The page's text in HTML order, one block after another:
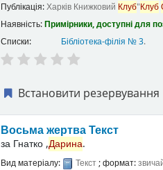
Публікація:Харків Книжковий Клуб"Клуб
Наявність:Примірники, доступні для
Списки:
Бібліотека-філія № 3.
Встановити резервування
Восьма жертваТекст
за Гнатко ,Дарина.
Вид матеріалу: Текст; формат: